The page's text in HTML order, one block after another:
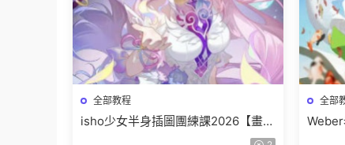
全部教程
isho少女半身插圖團練課2026【畫質
全部
Weber